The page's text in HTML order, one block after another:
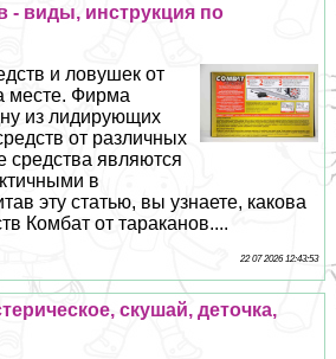
- виды, инструкция по
и ловушек от
месте. Фирма
из лидирующих
от различных
средства являются
в
эту статью, вы узнаете, какова
Комбат от таpaканов....
22 07 2026 12:43:53
скушай, деточка,